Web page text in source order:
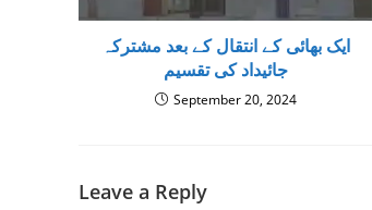
ایک بھائی کے انتقال کے بعد مشترکہ
جائیداد کی تقسیم
September 20, 2024
Leave a Reply